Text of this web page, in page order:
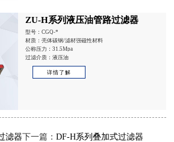
ZU-H系列液压油管路过滤器
型号：CGQ-*
材质：壳体碳钢/滤材强磁性材料
公称压力：31.5Mpa
过滤介质：液压油
详情了解
滤器下一篇：DF-H系列叠加式过滤器